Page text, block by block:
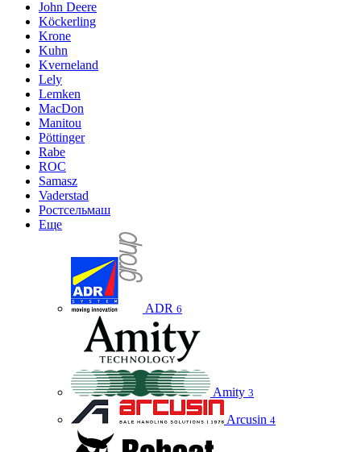
John Deere
Köckerling
Krone
Kuhn
Kverneland
Lely
Lemken
MacDon
Manitou
Pöttinger
Rabe
ROC
Samasz
Vaderstad
Ростсельмаш
Еще
ADR 6
Amity 3
Arcusin 4